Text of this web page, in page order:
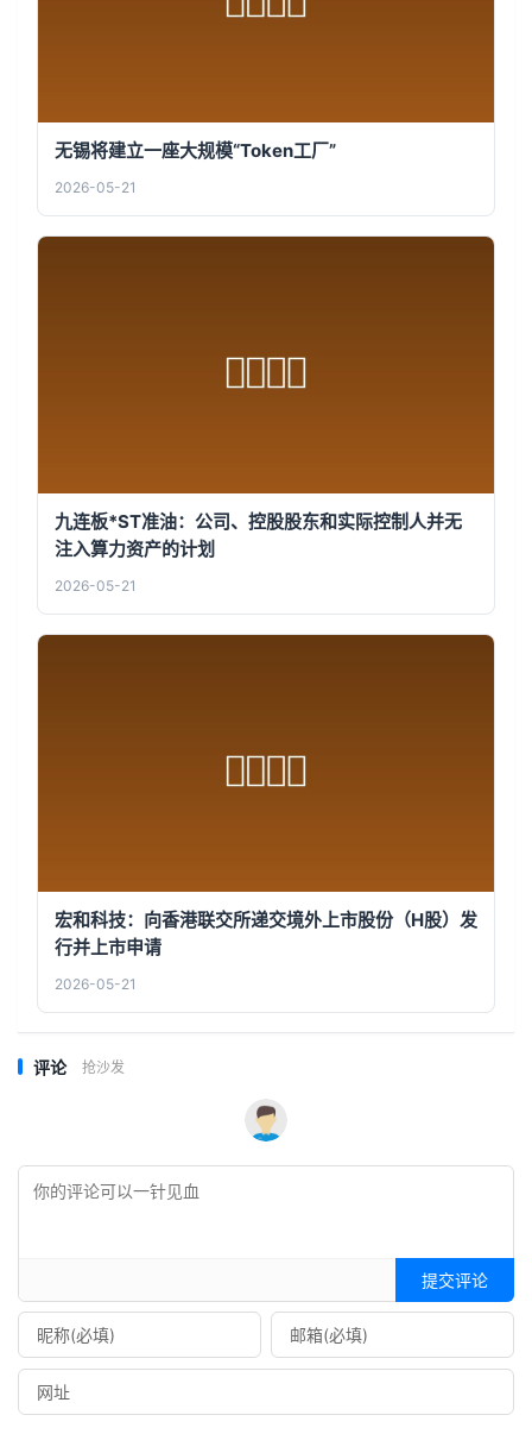
无锡将建立一座大规模“Token工厂”
2026-05-21
九连板*ST准油：公司、控股股东和实际控制人并无
注入算力资产的计划
2026-05-21
宏和科技：向香港联交所递交境外上市股份（H股）发
行并上市申请
2026-05-21
评论 抢沙发
提交评论